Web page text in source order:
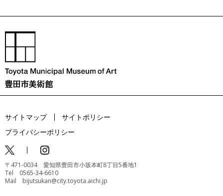
サイトマップ
サイトポリシー
プライバシーポリシー
〒471-0034 愛知県豊田市小坂本町8丁目5番地1
Tel 0565-34-6610
Mail bijutsukan@city.toyota.aichi.jp